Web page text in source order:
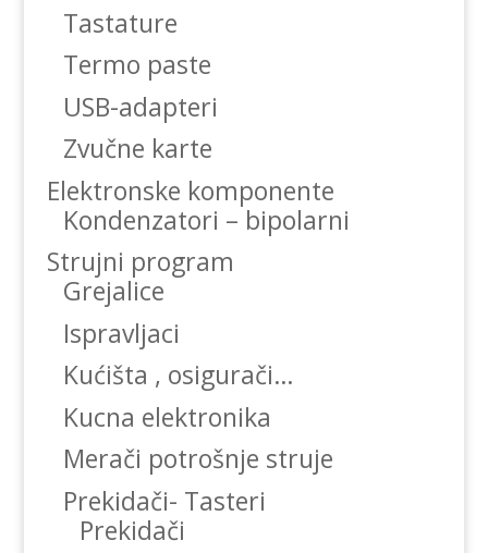
Tastature
Termo paste
USB-adapteri
Zvučne karte
Elektronske komponente
Kondenzatori – bipolarni
Strujni program
Grejalice
Ispravljaci
Kućišta , osigurači…
Kucna elektronika
Merači potrošnje struje
Prekidači- Tasteri
Prekidači